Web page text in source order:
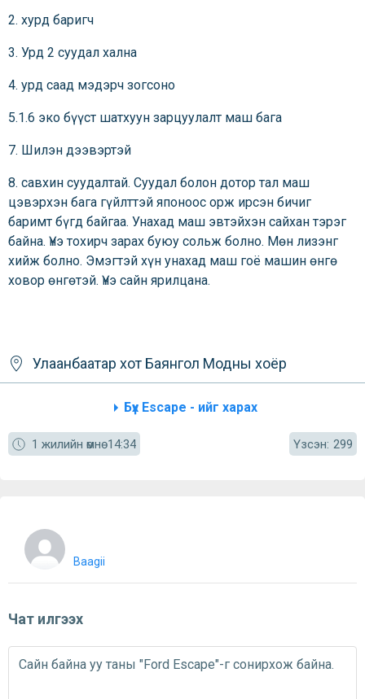
2. хурд баригч
3. Урд 2 суудал хална
4. урд саад мэдэрч зогсоно
5.1.6 эко бүүст шатхуун зарцуулалт маш бага
7. Шилэн дээвэртэй
8. савхин суудалтай. Суудал болон дотор тал маш
цэвэрхэн бага гүйлттэй японоос орж ирсэн бичиг
баримт бүгд байгаа. Унахад маш эвтэйхэн сайхан тэрэг
байна. Үнэ тохирч зарах буюу сольж болно. Мөн лизэнг
хийж болно. Эмэгтэй хүн унахад маш гоё машин өнгө
ховор өнгөтэй. Үнэ сайн ярилцана.
Улаанбаатар хот Баянгол Модны хоёр
Бүх Escape - ийг харах
1 жилийн өмнө 14:34 Үзсэн: 299
Baagii
Чат илгээх